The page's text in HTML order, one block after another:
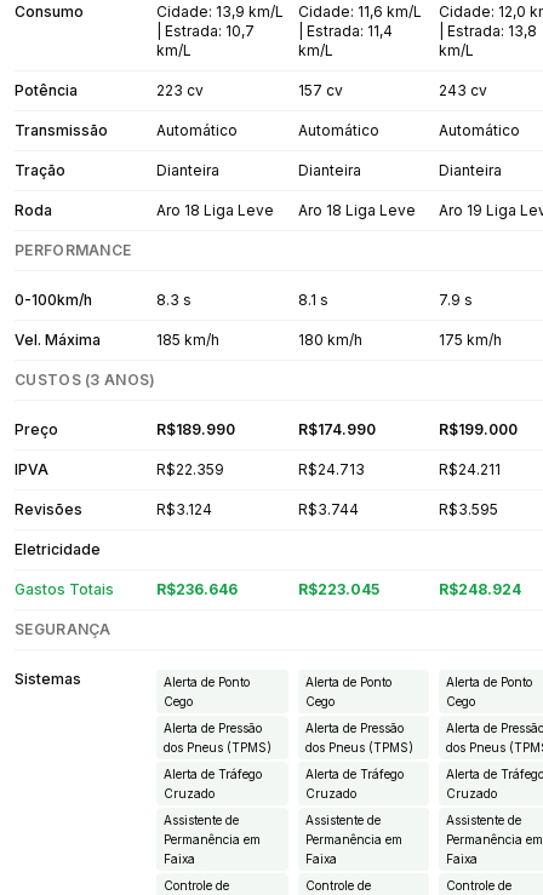
Consumo
Cidade: 13,9 km/L
| Estrada: 10,7
km/L
Cidade: 11,6 km/L
| Estrada: 11,4
km/L
Cidade: 12,0
| Estrada: 13,8
km/L
Potência 223 cv 157 cv 243 cv
Transmissão Automático Automático Automático
Tração Dianteira Dianteira Dianteira
Roda Aro 18 Liga Leve Aro 18 Liga Leve Aro 19 Liga
PERFORMANCE
0-100km/h 8.3 s 8.1 s 7.9 s
Vel. Máxima 185 km/h 180 km/h 175 km/h
CUSTOS (3 ANOS)
Preço R$189.990 R$174.990 R$199.000
IPVA R$22.359 R$24.713 R$24.211
Revisões R$3.124 R$3.744 R$3.595
Eletricidade
Gastos Totais R$236.646 R$223.045 R$248.924
SEGURANÇA
Sistemas
Alerta de Ponto
Cego
Alerta de Pressão
dos Pneus (TPMS)
Alerta de Tráfego
Cruzado
Assistente de
Permanência em
Faixa
Controle de
Alerta de Ponto
Cego
Alerta de Pressão
dos Pneus (TPMS)
Alerta de Tráfego
Cruzado
Assistente de
Permanência em
Faixa
Controle de
Alerta de Ponto
Cego
Alerta de
dos Pneus
Alerta de
Cruzado
Assistente de
Permanência em
Faixa
Controle de